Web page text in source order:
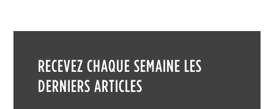
RECEVEZ CHAQUE SEMAINE LES
DERNIERS ARTICLES